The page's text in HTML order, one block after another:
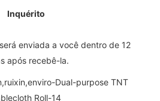
Inquérito
enviada a você dentro de 12
após recebê-la.